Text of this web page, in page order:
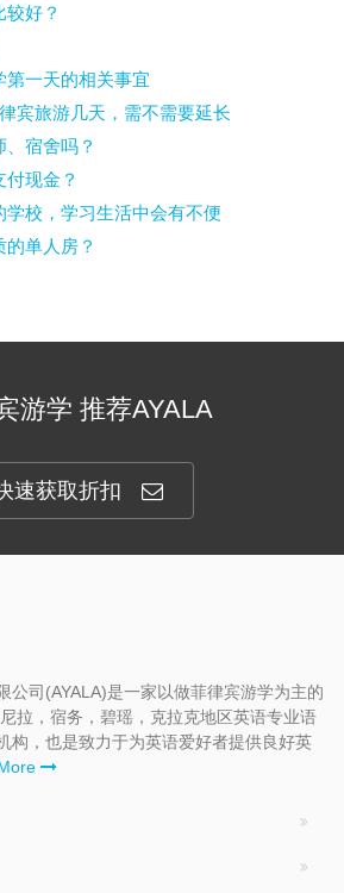
好？
第一天的相关事宜
宾旅游几天，需不需要延长
宿舍吗？
现金？
学校，学习生活中会有不便
单人房？
游学 推荐AYALA
速获取折扣
公司(AYALA)是一家以做菲律宾游学为主的
拉，宿务，碧瑶，克拉克地区英语专业语
构，也是致力于为英语爱好者提供良好英